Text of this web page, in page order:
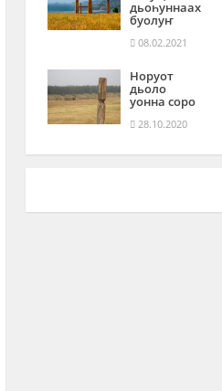
дьоһуннаах
буолуҥ
08.02.2021
Норуот
дьоло
уонна соро
28.10.2020